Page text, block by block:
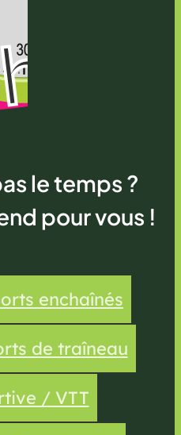
le temps ?
pour vous !
enchaînés
de traîneau
/ VTT